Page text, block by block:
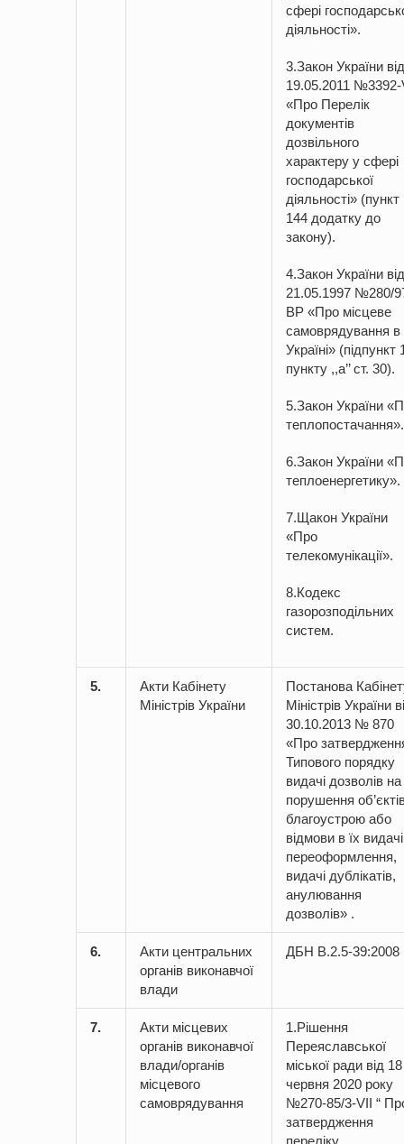
сфері
діяльності».
3.Закон України від
19.05.2011 №3392-
«Про Перелік
документів
дозвільного
характеру у сфері
господарської
діяльності» (пункт
144 додатку до
закону).
4.Закон України від
21.05.1997 №280/
ВР «Про місцеве
самоврядування в
Україні» (підпункт
пункту ,,а’’ ст. 30).
5.Закон України
теплопостачання».
6.Закон України
теплоенергетику».
7.Щакон України
«Про
телекомунікації».
8.Кодекс
газорозподільних
систем.
5.
Акти Кабінету
Міністрів України
Постанова
Міністрів України
30.10.2013 № 870
«Про
Типового порядку
видачі дозволів на
порушення
благоустрою або
відмови в їх
переоформлення,
видачі дублікатів,
анулювання
дозволів» .
6.
Акти центральних
органів виконавчої
влади
ДБН В.2.5-39:2008
7.
Акти місцевих
органів виконавчої
влади/органів
місцевого
самоврядування
1.Рішення
Переяславської
міської ради від 18
червня 2020 року
№270-85/3-VII “
затвердження
переліку